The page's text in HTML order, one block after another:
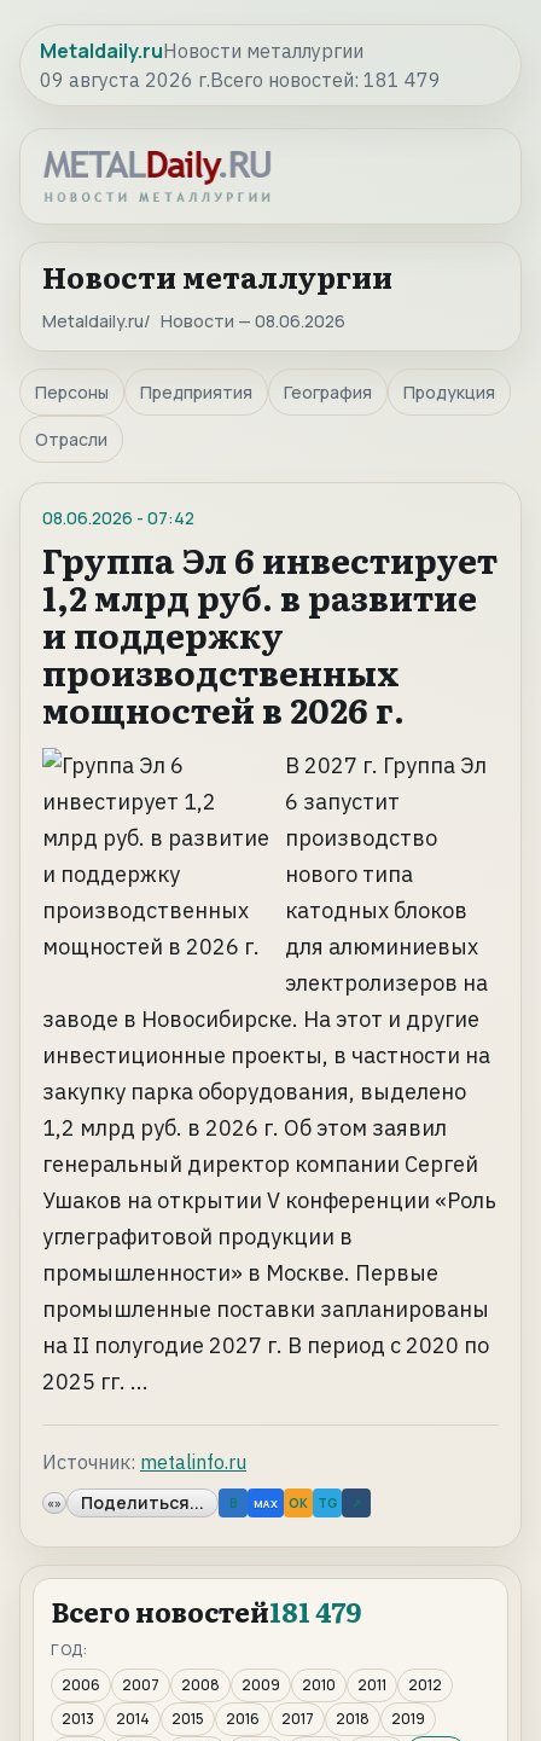
Metaldaily.ruНовости металлургии
09 августа 2026 г.Всего новостей: 181 479
Новости металлургии
Metaldaily.ru Новости — 08.06.2026
Персоны Предприятия География Продукция
Отрасли
08.06.2026 - 07:42
Группа Эл 6 инвестирует
1,2 млрд руб. в развитие
и поддержку
производственных
мощностей в 2026 г.
В 2027 г. Группа Эл
6 запустит
производство
нового типа
катодных блоков
для алюминиевых
электролизеров на
заводе в Новосибирске. На этот и другие
инвестиционные проекты, в частности на
закупку парка оборудования, выделено
1,2 млрд руб. в 2026 г. Об этом заявил
генеральный директор компании Сергей
Ушаков на открытии V конференции «Роль
углеграфитовой продукции в
промышленности» в Москве. Первые
промышленные поставки запланированы
на II полугодие 2027 г. В период с 2020 по
2025 гг. ...
Источник: metalinfo.ru
«» Поделиться... B MAX OK TG ↗
Всего новостей181 479
ГОД:
2006
2007 2008 2009 2010 2011
2012
2013
2014 2015 2016 2017 2018
2019